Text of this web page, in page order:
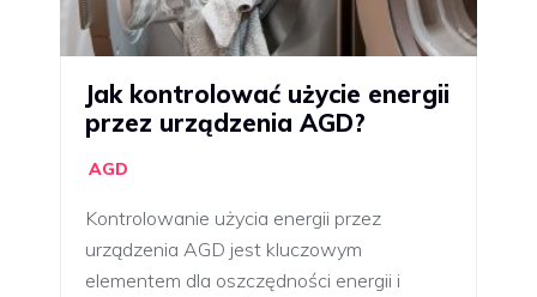
Jak kontrolować użycie energii
przez urządzenia AGD?
AGD
Kontrolowanie użycia energii przez
urządzenia AGD jest kluczowym
elementem dla oszczędności energii i